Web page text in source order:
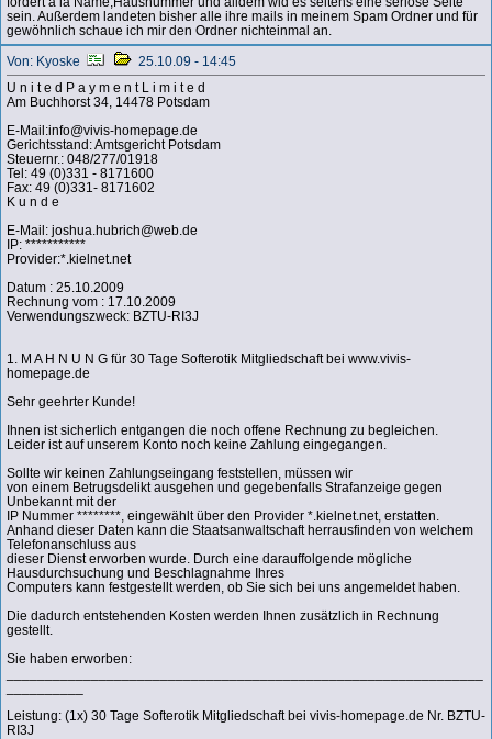
sein. Außerdem landeten bisher alle ihre mails in meinem Spam Ordner und für
gewöhnlich schaue ich mir den Ordner nichteinmal an.
Von: Kyoske
25.10.09 - 14:45
U n i t e d P a y m e n t L i m i t e d
Am Buchhorst 34, 14478 Potsdam
E-Mail:info@vivis-homepage.de
Gerichtsstand: Amtsgericht Potsdam
Steuernr.: 048/277/01918
Tel: 49 (0)331 - 8171600
Fax: 49 (0)331- 8171602
K u n d e
E-Mail: joshua.hubrich@web.de
IP: ***********
Provider:*.kielnet.net
Datum : 25.10.2009
Rechnung vom : 17.10.2009
Verwendungszweck: BZTU-RI3J
1. M A H N U N G für 30 Tage Softerotik Mitgliedschaft bei www.vivis-
homepage.de
Sehr geehrter Kunde!
Ihnen ist sicherlich entgangen die noch offene Rechnung zu begleichen.
Leider ist auf unserem Konto noch keine Zahlung eingegangen.
Sollte wir keinen Zahlungseingang feststellen, müssen wir
von einem Betrugsdelikt ausgehen und gegebenfalls Strafanzeige gegen
Unbekannt mit der
IP Nummer ********, eingewählt über den Provider *.kielnet.net, erstatten.
Anhand dieser Daten kann die Staatsanwaltschaft herrausfinden von welchem
Telefonanschluss aus
dieser Dienst erworben wurde. Durch eine darauffolgende mögliche
Hausdurchsuchung und Beschlagnahme Ihres
Computers kann festgestellt werden, ob Sie sich bei uns angemeldet haben.
Die dadurch entstehenden Kosten werden Ihnen zusätzlich in Rechnung
gestellt.
Sie haben erworben:
Leistung: (1x) 30 Tage Softerotik Mitgliedschaft bei vivis-homepage.de Nr. BZTU-
RI3J